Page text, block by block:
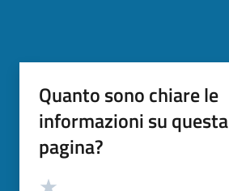
Quanto sono chiare le
informazioni su questa
pagina?
Valutazione